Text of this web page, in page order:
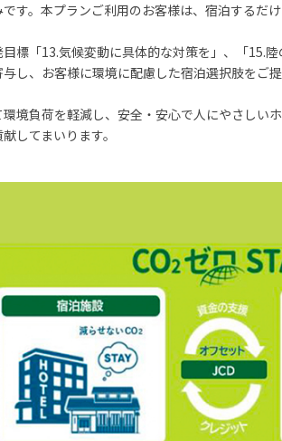
す。本プランご利用のお客様は、宿泊するだ
標「13.気候変動に具体的な対策を」、「15.
し、お客様に環境に配慮した宿泊選択肢をご提
境負荷を軽減し、安全・安心で人にやさしい
してまいります。